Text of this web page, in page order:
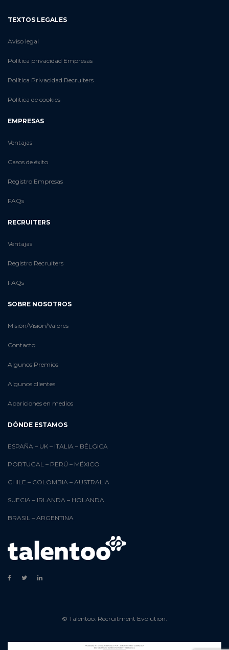
TEXTOS LEGALES
Aviso legal
Política privacidad Empresas
Política Privacidad Recruiters
Política de cookies
EMPRESAS
Ventajas
Casos de éxito
Registro Empresas
FAQs
RECRUITERS
Ventajas
Registro Recruiters
FAQs
SOBRE NOSOTROS
Misión/Visión/Valores
Contacto
Algunos Premios
Algunos clientes
Apariciones en medios
DÓNDE ESTAMOS
ESPAÑA – UK – ITALIA – BÉLGICA
PORTUGAL – PERÚ – MÉXICO
CHILE – COLOMBIA – AUSTRALIA
SUECIA – IRLANDA – HOLANDA
BRASIL – ARGENTINA
© Talentoo. Recruitment Evolution.